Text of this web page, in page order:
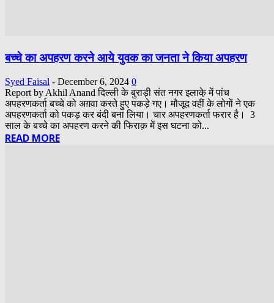
बच्चे का अपहरण करने आये युवक का जनता ने किया अपहरण
Syed Faisal - December 6, 2024 0
Report by Akhil Anand दिल्ली के बुराड़ी संत नगर इलाके़ में पांच
अपहरणकर्ता बच्चे को अग़वा करते हुए पकड़े गए। मौजूद वहीं के लोगों ने एक
अपहरणकर्ता को पकड़ कर बंदी बना लिया। चार अपहरणकर्ता फरार है। 3
साल के बच्चे का अपहरण करने की फिराक़ में इस घटना को...
READ MORE